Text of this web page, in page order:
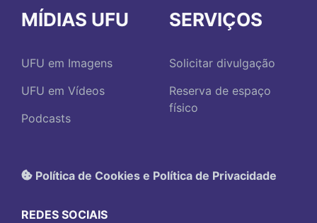
MÍDIAS UFU
UFU em Imagens
UFU em Vídeos
Podcasts
SERVIÇOS
Solicitar divulgação
Reserva de espaço
físico
Política de Cookies e Política de Privacidade
REDES SOCIAIS